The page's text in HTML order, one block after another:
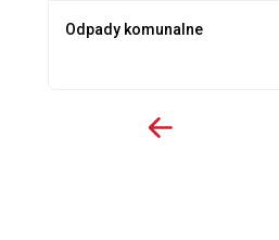
Odpady komunalne